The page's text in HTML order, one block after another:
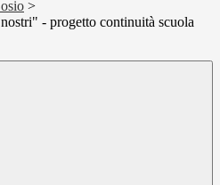
>
- progetto continuità scuola